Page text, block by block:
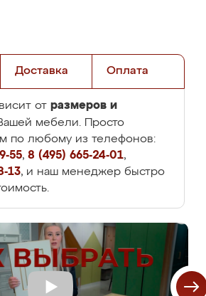
Доставка Оплата
от размеров и
мебели. Просто
по любому из телефонов:
55, 8 (495) 665-24-01,
13, и наш менеджер быстро